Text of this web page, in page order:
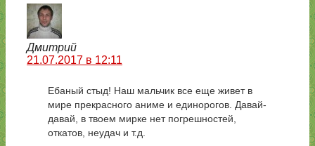
Дмитрий
21.07.2017 в 12:11
Ебаный стыд! Наш мальчик все еще живет в
мире прекрасного аниме и единорогов. Давай-
давай, в твоем мирке нет погрешностей,
откатов, неудач и т.д.